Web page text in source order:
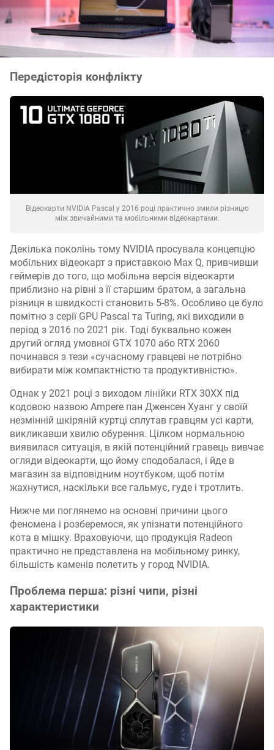
Передісторія конфлікту
Відеокарти NVIDIA Pascal у 2016 році практично змили різницю
між звичайними та мобільними відеокартами.
Декілька поколінь тому NVIDIA просувала концепцію
мобільних відеокарт з приставкою Max Q, привчивши
геймерів до того, що мобільна версія відеокарти
приблизно на рівні з її старшим братом, а загальна
різниця в швидкості становить 5-8%. Особливо це було
помітно з серії GPU Pascal та Turing, які виходили в
період з 2016 по 2021 рік. Тоді буквально кожен
другий огляд умовної GTX 1070 або RTX 2060
починався з тези «сучасному гравцеві не потрібно
вибирати між компактністю та продуктивністю».
Однак у 2021 році з виходом лінійки RTX 30XX під
кодовою назвою Ampere пан Дженсен Хуанг у своїй
незмінній шкіряній куртці сплутав гравцям усі карти,
викликавши хвилю обурення. Цілком нормальною
виявилася ситуація, в якій потенційний гравець вивчає
огляди відеокарти, що йому сподобалася, і йде в
магазин за відповідним ноутбуком, щоб потім
жахнутися, наскільки все гальмує, гуде і тротлить.
Нижче ми поглянемо на основні причини цього
феномена і розберемося, як упізнати потенційного
кота в мішку. Враховуючи, що продукція Radeon
практично не представлена на мобільному ринку,
більшість каменів полетить у город NVIDIA.
Проблема перша: різні чипи, різні
характеристики